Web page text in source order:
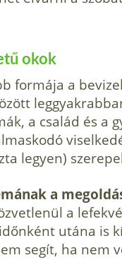
okok
formája a
a család és a
legyen)
a
a
utána is
segít, ha nem